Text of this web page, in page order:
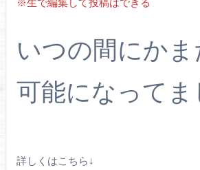
いつの間にか
可能になってま
詳しくはこちら↓